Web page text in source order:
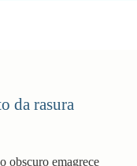
da rasura
obscuro emagrece